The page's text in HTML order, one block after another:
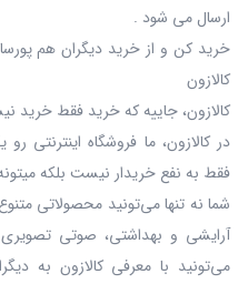
ارسال می شود .
خرید کن و از خرید دیگران هم
کالازون
کالازون، جاییه که خرید فقط
در کالازون، ما فروشگاه اینترنتی
فقط به نفع خریدار نیست بلکه
شما نه‌ تنها می‌تونید محصولاتی
آرایشی و بهداشتی، صوتی تصویری
می‌تونید با معرفی کالازون به